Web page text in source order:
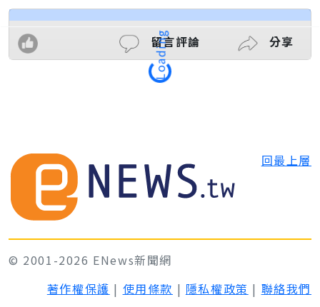
留言評論 分享
Loading
回最上層
© 2001-2026 ENews新聞網
著作權保護 | 使用條款 | 隱私權政策 | 聯絡我們